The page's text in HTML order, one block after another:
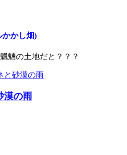
かかし畑)
魎の土地だと？？？
漠の雨